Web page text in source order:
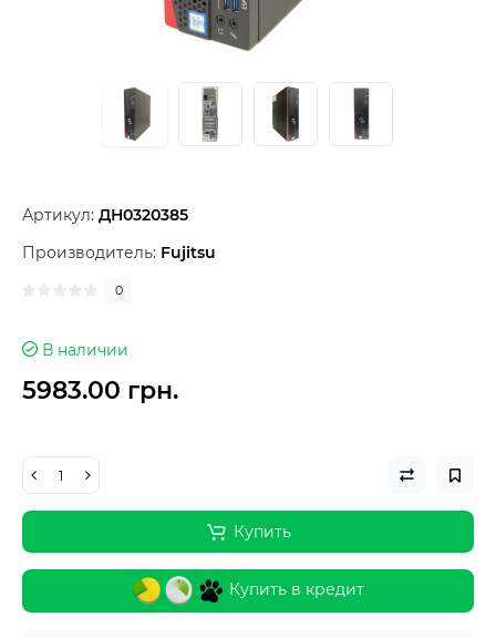
Артикул: ДН0320385
Производитель: Fujitsu
0
В наличии
5983.00 грн.
Купить
Купить в кредит